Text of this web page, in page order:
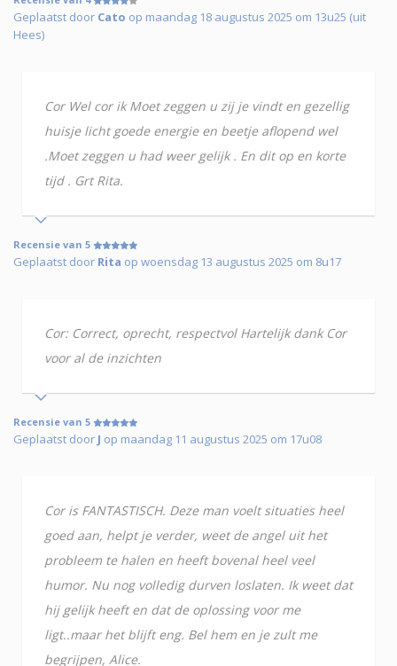
Geplaatst door Cato op maandag 18 augustus 2025 om 13u25 (uit
Hees)
Cor Wel cor ik Moet zeggen u zij je vindt en gezellig
huisje licht goede energie en beetje aflopend wel
.Moet zeggen u had weer gelijk . En dit op en korte
tijd . Grt Rita.
Recensie van 5
Geplaatst door Rita op woensdag 13 augustus 2025 om 8u17
Cor: Correct, oprecht, respectvol Hartelijk dank Cor
voor al de inzichten
Recensie van 5
Geplaatst door J op maandag 11 augustus 2025 om 17u08
Cor is FANTASTISCH. Deze man voelt situaties heel
goed aan, helpt je verder, weet de angel uit het
probleem te halen en heeft bovenal heel veel
humor. Nu nog volledig durven loslaten. Ik weet dat
hij gelijk heeft en dat de oplossing voor me
ligt..maar het blijft eng. Bel hem en je zult me
begrijpen, Alice.